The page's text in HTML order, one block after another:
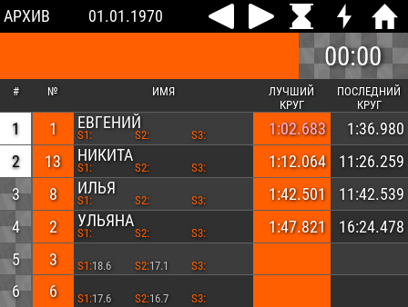
АРХИВ 01.01.1970
00:00
# № ИМЯ
ЛУЧШИЙ
КРУГ
ПОСЛЕДНИЙ
КРУГ
1 1 ЕВГЕНИЙ
S1: S2: S3: 1:02.683
1:36.980
2
13 НИКИТА
S1: S2: S3: 1:12.064
11:26.259
3
8 ИЛЬЯ
S1: S2: S3: 1:42.501
11:42.539
4
2 УЛЬЯНА
S1: S2: S3: 1:47.821
16:24.478
5
3 S1:18.6 S2:17.1 S3:
6 6 S1:17.6 S2:16.7 S3: